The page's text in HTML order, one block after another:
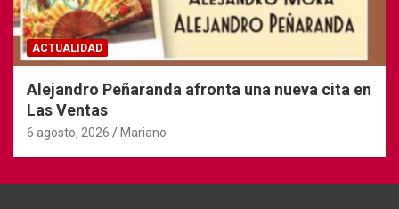
ACTUALIDAD
Alejandro Peñaranda afronta una nueva cita en
Las Ventas
6 agosto, 2026 Mariano